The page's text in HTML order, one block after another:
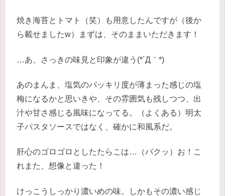
焼き海苔とトマト（笑）も用意したんですが（後か
ら載せましたw）まずは、そのままいただきます！
…あ、さっきの味見と印象が違う(*´Д｀*)
あのまんま、塩気のパッキリ度が薄まった感じの塩
梅になるかと思いきや、その雰囲気も残しつつ、出
汁や甘さ感じる風味になってる。（よくある）明太
子パスタソースではなく、確かに和風系だ。
肝心のゴロゴロとしたたらこは…（パクッ）お！こ
れまた、想像と違った！
けっこうしっかり濃いめの味。しかもその濃い感じ